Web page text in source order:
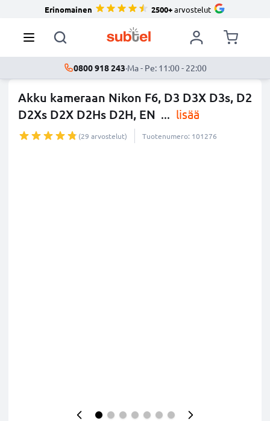
Erinomainen 2500+arvostelut
0800 918 243·Ma - Pe: 11:00 - 22:00
Akku kameraan Nikon F6, D3 D3X D3s, D2
D2Xs D2X D2Hs D2H, EN ... lisää
(29 arvostelut) Tuotenumero: 101276